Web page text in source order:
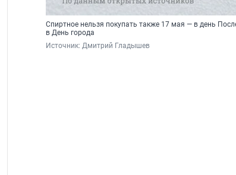
Спиртное нельзя покупать также 17 мая — в день
в День города
Источник: Дмитрий Гладышев